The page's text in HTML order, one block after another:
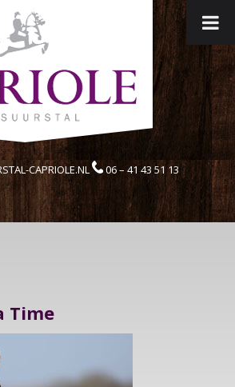
CAPRIOLE.NL 06 – 41 43 51 13
Time